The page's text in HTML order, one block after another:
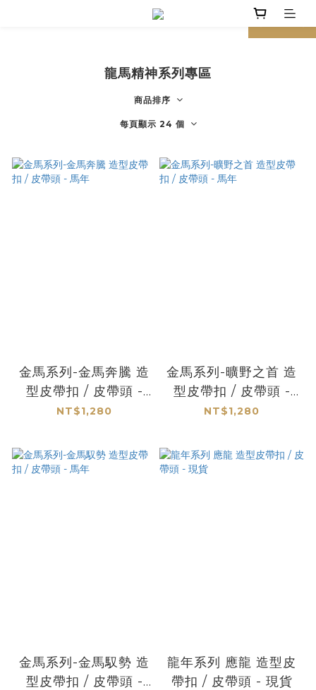
prev next
龍馬精神系列專區
商品排序
每頁顯示 24 個
金馬系列-金馬奔騰 造
型皮帶扣 / 皮帶頭 -
馬年
NT$1,280
金馬系列-曠野之首 造
型皮帶扣 / 皮帶頭 -
馬年
NT$1,280
金馬系列-金馬馭勢 造
型皮帶扣 / 皮帶頭 -
龍年系列 應龍 造型皮
帶扣 / 皮帶頭 - 現貨